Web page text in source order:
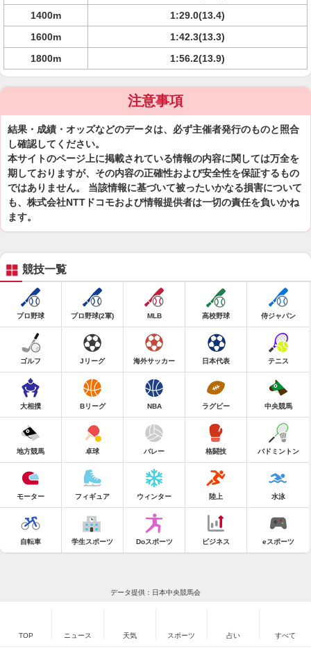
1400m
1:29.0(13.4)
1600m
1:42.3(13.3)
1800m
1:56.2(13.9)
注意事項
結果・成績・オッズなどのデータは、必ず主催者発行のものと照合
し確認してください。
本サイトのページ上に掲載されている情報の内容に関しては万全を
期しておりますが、その内容の正確性および安全性を保証するもの
ではありません。 当該情報に基づいて被ったいかなる損害について
も、株式会社NTTドコモおよび情報提供者は一切の責任を負いかね
ます。
競技一覧
プロ野球 プロ野球(2軍) MLB 高校野球 侍ジャパン
ゴルフ Jリーグ 海外サッカー 日本代表 テニス
大相撲 Bリーグ NBA ラグビー 中央競馬
地方競馬 卓球 バレー 格闘技 バドミントン
モーター フィギュア ウィンター 陸上 水泳
自転車 学生スポーツ Doスポーツ ビジネス eスポーツ
データ提供：日本中央競馬会
TOP ニュース 天気 スポーツ 占い すべて